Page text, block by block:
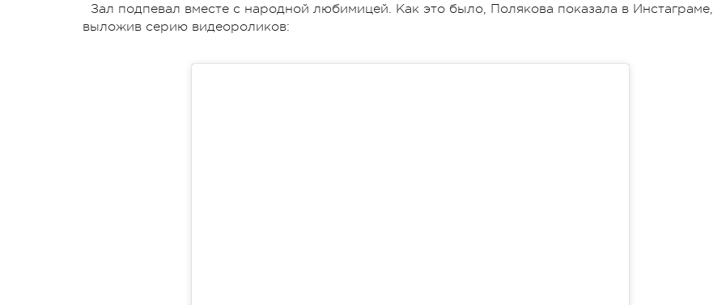
Зал подпевал вместе с народной любимицей. Как это было, Полякова показала в Инстаграме,
выложив серию видеороликов: